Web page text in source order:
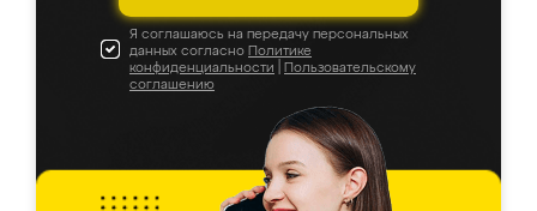
Я соглашаюсь на передачу персональных
данных согласно Политике
конфиденциальности
Пользовательскому
соглашению